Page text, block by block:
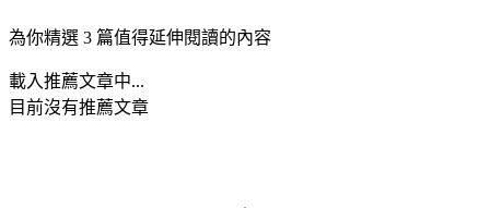
為你精選 3 篇值得延伸閱讀的內容
載入推薦文章中...
目前沒有推薦文章